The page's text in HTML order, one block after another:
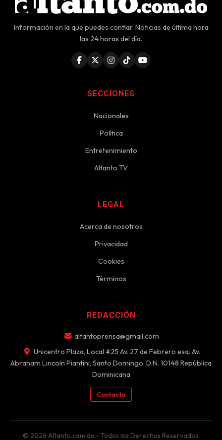
Información en la que puedes confiar. Noticias de última hora
las 24 horas del día.
SECCIONES
Nacionales
Política
Entretenimiento
Altanto TV
LEGAL
Acerca de nosotros
Privacidad
Cookies
Términos
REDACCIÓN
altantoprensa@gmail.com
Unicentro Plaza, Local #25 Av. 27 de Febrero esq. Av.
Abraham Lincoln Piantini, Santo Domingo, D.N. 10148 República
Dominicana
Contacto
© 2026 Altanto.com.do - Todos los Derechos Reservados.